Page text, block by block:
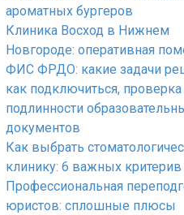
ароматных бургеров
Клиника Восход в Нижнем
Новгороде: оперативная
ФИС ФРДО: какие задачи
как подключиться, проверка
подлинности
документов
Как выбрать
клинику: 6 важных критерив
Профессиональная
юристов: сплошные плюсы